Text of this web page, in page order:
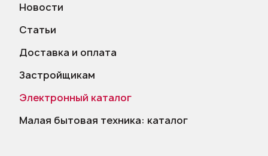
Новости
Статьи
Доставка и оплата
Застройщикам
Электронный каталог
Малая бытовая техника: каталог